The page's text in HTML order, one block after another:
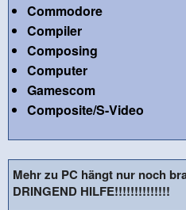
Commodore
Compiler
Composing
Computer
Gamescom
Composite/S-Video
Mehr zu PC hängt nur noch
DRINGEND HILFE!!!!!!!!!!!!!!